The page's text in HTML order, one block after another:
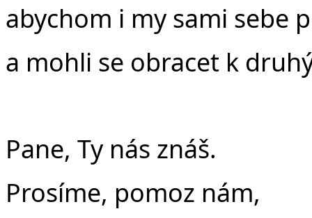
abychom i my sami sebe
a mohli se obracet k
Pane, Ty nás znáš.
Prosíme, pomoz nám,